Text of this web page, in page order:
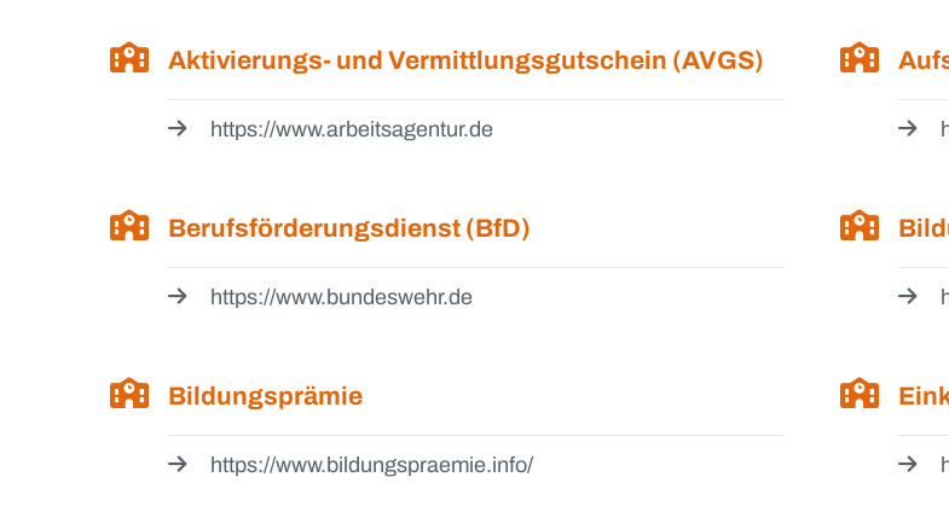
Aktivierungs- und Vermittlungsgutschein (AVGS)
https://www.arbeitsagentur.de
Berufsförderungsdienst (BfD)
https://www.bundeswehr.de
Bildungsprämie
https://www.bildungspraemie.info/